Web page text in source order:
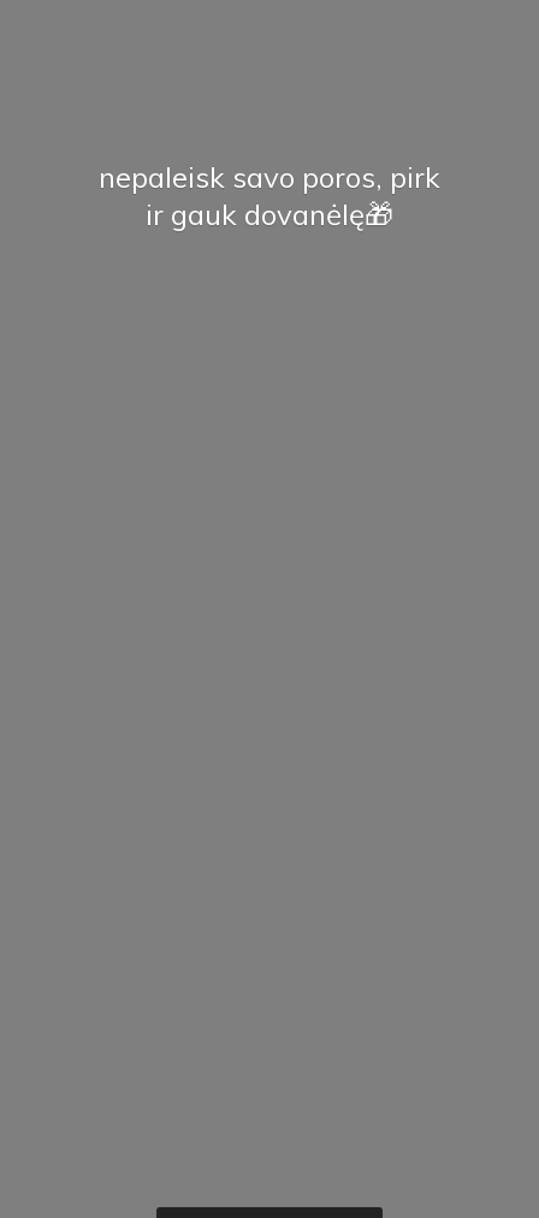
nepaleisk savo poros, pirk
ir gauk dovanėlę🎁